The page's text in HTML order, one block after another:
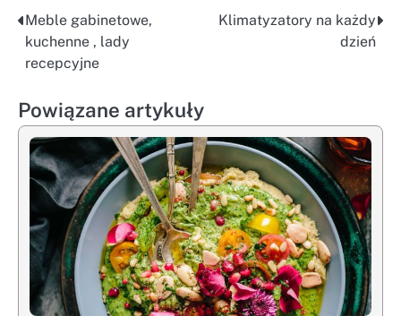
Nawigacja
wpisu
Meble gabinetowe,
kuchenne , lady
recepcyjne
Klimatyzatory na każdy
dzień
Powiązane artykuły